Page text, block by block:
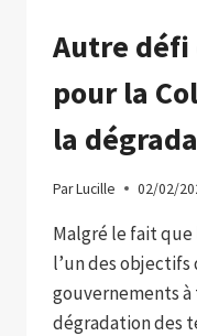
Autre
pour la
la
ParLucille 02/02/
Malgré le fait
l’un des
gouvernements
dégradation des